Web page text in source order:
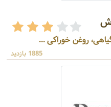
روغن خوراکی ...
1885 بازدید